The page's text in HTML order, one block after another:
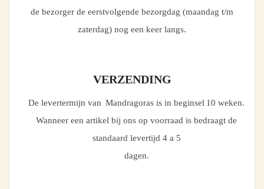
de bezorger de eerstvolgende bezorgdag (maandag t/m
zaterdag) nog een keer langs.
VERZENDING
De levertermijn van Mandragoras is in beginsel 10 weken.
Wanneer een artikel bij ons op voorraad is bedraagt de
standaard levertijd 4 a 5
dagen.